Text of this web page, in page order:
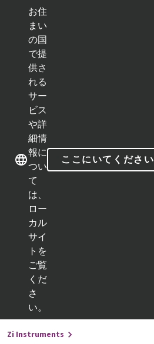
お住
まい
の国
で提
供さ
れる
サー
ビス
や詳
細情
報に
つい
て
は、
ロー
カル
サイ
トを
ご覧
くだ
さ
い。
ここにいてください
カテゴリー
インプラントライン
補綴補助ツール
インスツルメント＆アクセサリー
Neodent Techniques
Educational Platforms
Kits
戻る
インプラントライン
-
Zi Instruments